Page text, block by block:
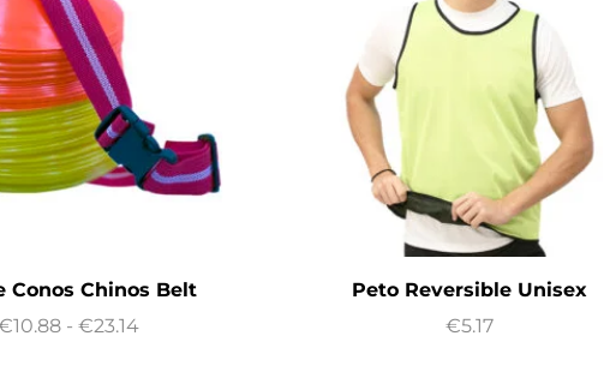
Conos Chinos Belt
10.88 - €23.14
Peto Reversible Unisex
€5.17